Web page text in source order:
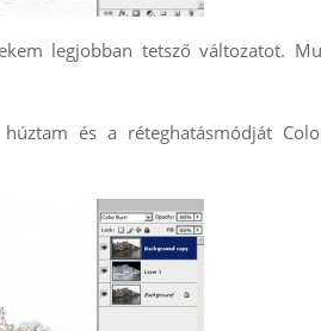
legjobban tetsző változatot.
és a réteghatásmódját